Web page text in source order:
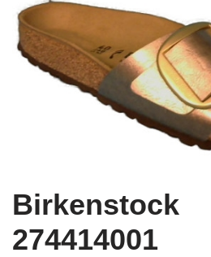
Birkenstock
274414001